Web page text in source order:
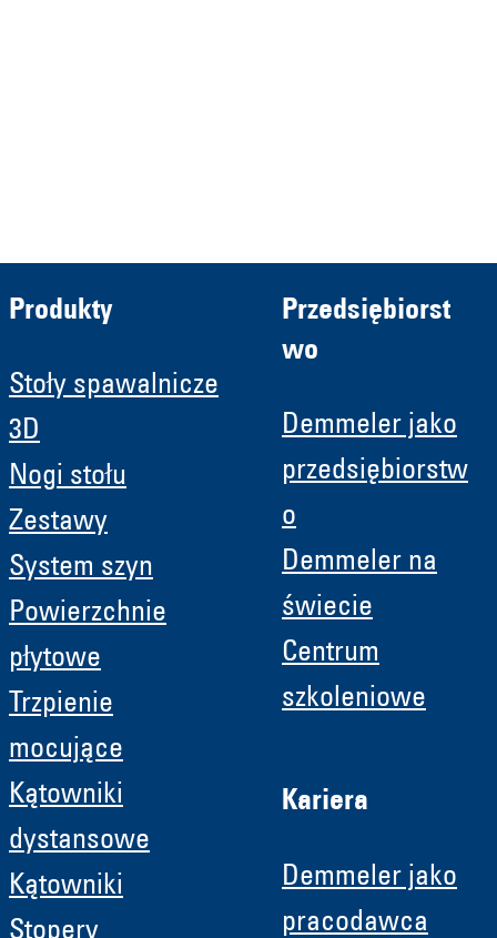
Produkty
Stoły spawalnicze
3D
Nogi stołu
Zestawy
System szyn
Powierzchnie
płytowe
Trzpienie
mocujące
Kątowniki
dystansowe
Kątowniki
Przedsiębiorst
wo
Demmeler jako
przedsiębiorstw
o
Demmeler na
świecie
Centrum
szkoleniowe
Kariera
Demmeler jako
pracodawca